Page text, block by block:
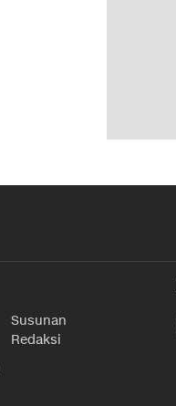
Susunan
Redaksi